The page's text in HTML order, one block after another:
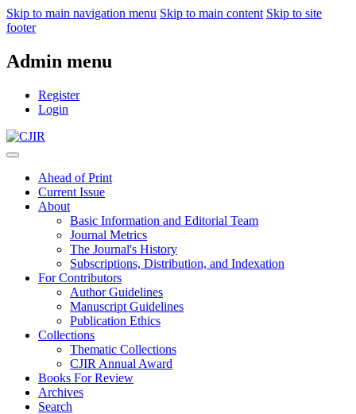
Skip to main navigation menu Skip to main content Skip to site
footer
Admin menu
Register
Login
Ahead of Print
Current Issue
About
Basic Information and Editorial Team
Journal Metrics
The Journal's History
Subscriptions, Distribution, and Indexation
For Contributors
Author Guidelines
Manuscript Guidelines
Publication Ethics
Collections
Thematic Collections
CJIR Annual Award
Books For Review
Archives
Search